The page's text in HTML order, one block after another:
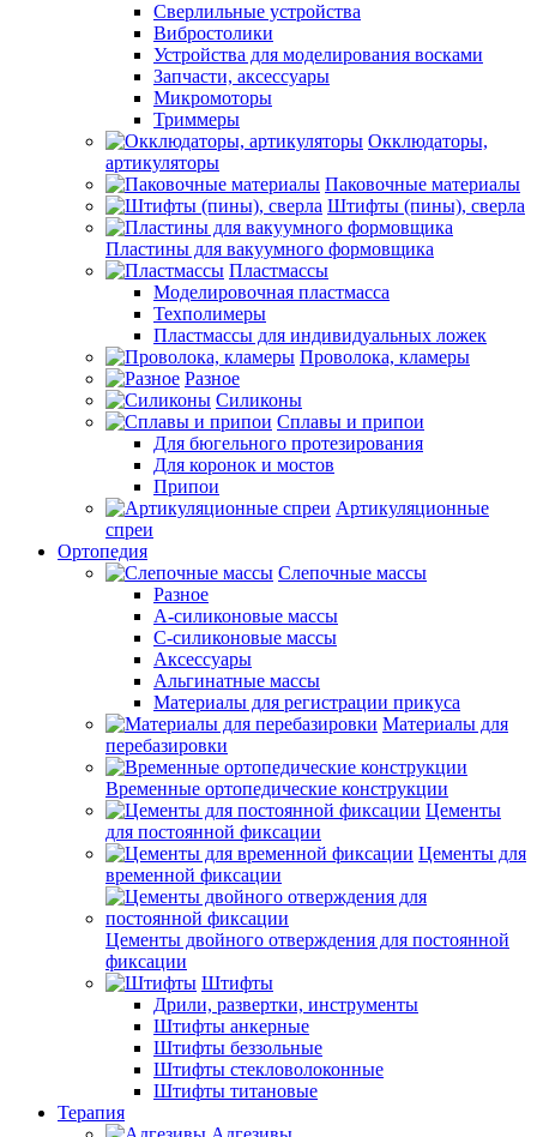
Сверлильные устройства
Вибростолики
Устройства для моделирования восками
Запчасти, аксессуары
Микромоторы
Триммеры
Окклюдаторы,
артикуляторы
Паковочные материалы
Штифты (пины), сверла
Пластины для вакуумного формовщика
Пластмассы
Моделировочная пластмасса
Техполимеры
Пластмассы для индивидуальных ложек
Проволока, кламеры
Разное
Силиконы
Сплавы и припои
Для бюгельного протезирования
Для коронок и мостов
Припои
Артикуляционные
спреи
Ортопедия
Слепочные массы
Разное
А-силиконовые массы
С-силиконовые массы
Аксессуары
Альгинатные массы
Материалы для регистрации прикуса
Материалы для
перебазировки
Временные ортопедические конструкции
Цементы
для постоянной фиксации
Цементы для
временной фиксации
Цементы двойного отверждения для постоянной
фиксации
Штифты
Дрили, развертки, инструменты
Штифты анкерные
Штифты беззольные
Штифты стекловолоконные
Штифты титановые
Терапия